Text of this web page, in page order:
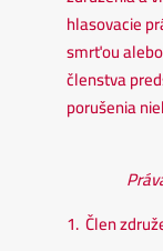
hlasovacie
smrťou
členstva
porušenia
1. Člen